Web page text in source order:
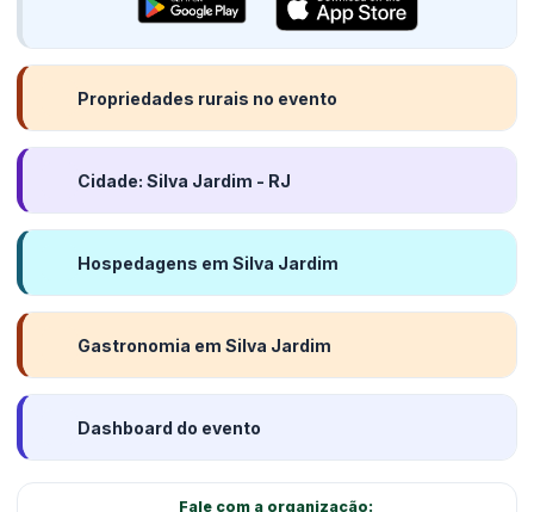
Propriedades rurais no evento
Cidade: Silva Jardim - RJ
Hospedagens em Silva Jardim
Gastronomia em Silva Jardim
Dashboard do evento
Fale com a organização: